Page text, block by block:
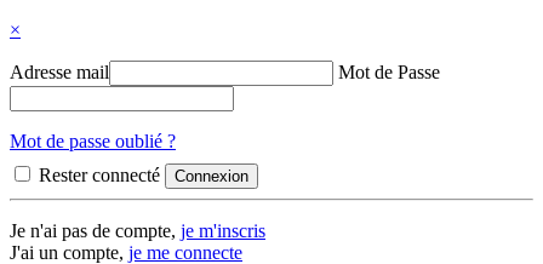
×
Adresse mail Mot de Passe
Mot de passe oublié ?
Rester connecté
Je n'ai pas de compte, je m'inscris
J'ai un compte, je me connecte